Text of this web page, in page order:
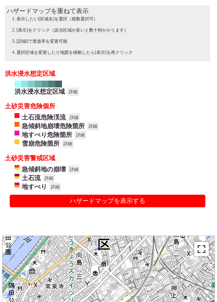
ハザードマップを重ねて表示
表示したい[区域名]を選択（複数選択可）
[表示]をクリック（該当区域が多いと数十秒かかります）
[詳細]で透過率を変更可能
選択区域を変更したり地図を移動したら[表示]を再クリック
洪水浸水想定区域
洪水浸水想定区域 詳細
土砂災害危険個所
土石流危険渓流
詳細
急傾斜地崩壊危険箇所 詳細
地すべり危険箇所 詳細
雪崩危険箇所 詳細
土砂災害警戒区域
急傾斜地の崩壊
詳細
土石流 詳細
地すべり 詳細
ハザードマップを表示する